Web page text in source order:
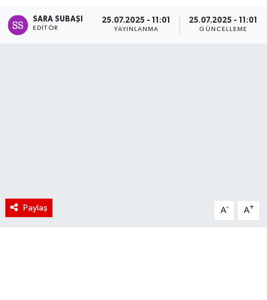
SARA SUBAŞI
EDITÖR
25.07.2025 - 11:01
YAYINLANMA
25.07.2025 - 11:01
GÜNCELLEME
Paylaş A- A+